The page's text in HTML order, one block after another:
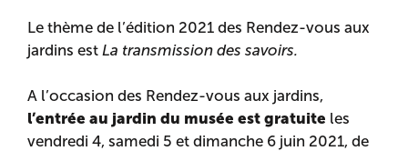
Le thème de l’édition 2021 des Rendez-vous aux
jardins est La transmission des savoirs.
A l’occasion des Rendez-vous aux jardins,
l’entrée au jardin du musée est gratuite les
vendredi 4, samedi 5 et dimanche 6 juin 2021, de